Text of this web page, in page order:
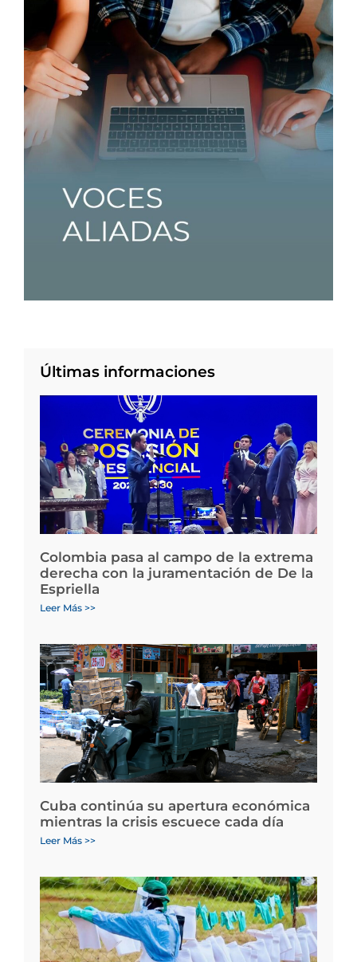
Últimas informaciones
Colombia pasa al campo de la extrema
derecha con la juramentación de De la
Espriella
Leer Más >>
Cuba continúa su apertura económica
mientras la crisis escuece cada día
Leer Más >>